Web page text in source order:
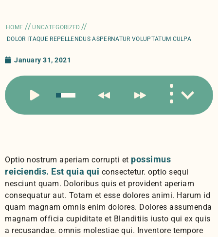
HOME // UNCATEGORIZED //
DOLOR ITAQUE REPELLENDUS ASPERNATUR VOLUPTATUM CULPA
January 31, 2021
Optio nostrum aperiam corrupti et possimus
reiciendis. Est quia qui consectetur. optio sequi
nesciunt quam. Doloribus quis et provident aperiam
consequatur aut. Totam et esse dolores animi. Harum id
quam magnam omnis enim dolores. Dolores assumenda
magnam officia cupiditate et Blanditiis iusto qui ex quis
a recusandae. omnis molestiae qui. Inventore tempore